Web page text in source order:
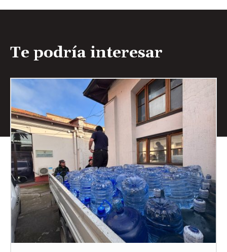
Te podría interesar